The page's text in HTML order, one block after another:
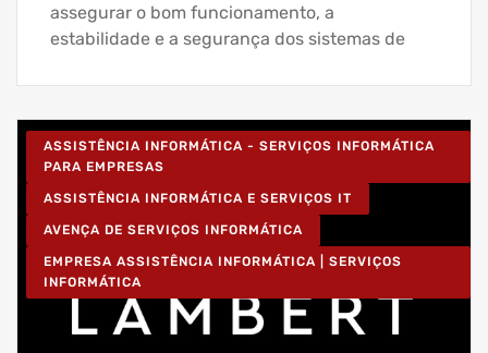
assegurar o bom funcionamento, a
estabilidade e a segurança dos sistemas de
ASSISTÊNCIA INFORMÁTICA - SERVIÇOS INFORMÁTICA
PARA EMPRESAS
ASSISTÊNCIA INFORMÁTICA E SERVIÇOS IT
AVENÇA DE SERVIÇOS INFORMÁTICA
EMPRESA ASSISTÊNCIA INFORMÁTICA | SERVIÇOS
INFORMÁTICA